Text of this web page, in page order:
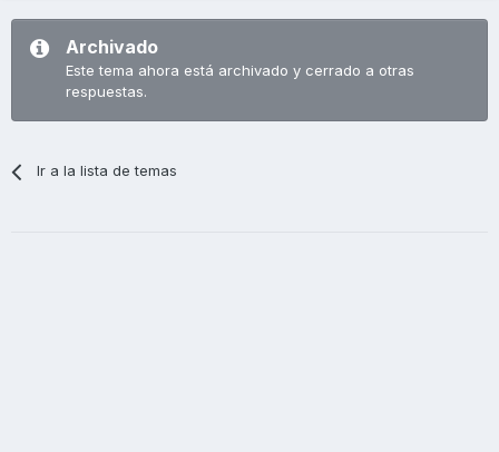
Archivado
Este tema ahora está archivado y cerrado a otras
respuestas.
Ir a la lista de temas